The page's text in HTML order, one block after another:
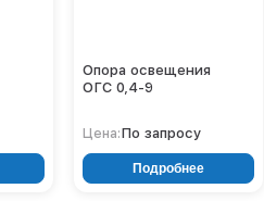
Опора освещения
ОГС 0,4-9
Цена:По запросу
Подробнее